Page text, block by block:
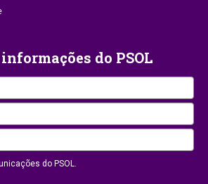
informações do PSOL
do PSOL.